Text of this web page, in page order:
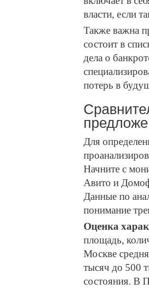
власти, если
Также важна
состоит в
дела о
потерь в
Для
Начните с
Авито и
Данные по
понимание
Оценка
площадь,
Москве
тысяч до 500
состояния. В